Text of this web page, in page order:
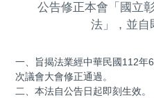
公告修正本會「國立
法」，並自
一、旨揭法業經中華民國112年
次議會大會修正通過。
二、本法自公告日起即刻生效。